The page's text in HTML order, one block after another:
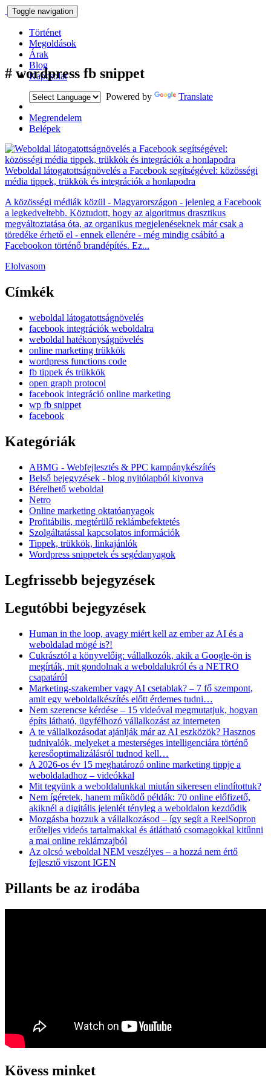
Toggle navigation
Történet
Megoldások
Árak
Blog
Kapcsolat
Powered by
Translate
Megrendelem
Belépek
# wordpress fb snippet
Weboldal látogatottságnövelés a Facebook segítségével: közösségi
média tippek, trükkök és integrációk a honlapodra
A közösségi médiák közül - Magyarországon - jelenleg a Facebook
a legkedveltebb. Köztudott, hogy az algoritmus drasztikus
megváltoztatása óta, az organikus megjelenéseknek már csak a
töredéke érhető el - ennek ellenére - még mindig csábító a
Facebookon történő brandépítés. Ez...
Elolvasom
Címkék
weboldal látogatottságnövelés
facebook integrációk weboldalra
weboldal hatékonyságnövelés
online marketing trükkök
wordpress functions code
fb tippek és trükkök
open graph protocol
facebook integráció online marketing
wp fb snippet
facebook
Kategóriák
ABMG - Webfejlesztés & PPC kampánykészítés
Belső bejegyzések - blog nyitólapból kivonva
Bérelhető weboldal
Netro
Online marketing oktatóanyagok
Profitábilis, megtérülő reklámbefektetés
Szolgáltatással kapcsolatos információk
Tippek, trükkök, linkajánlók
Wordpress snippetek és segédanyagok
Legfrissebb bejegyzések
Legutóbbi bejegyzések
Human in the loop, avagy miért kell az ember az AI és a
weboldalad mögé is?!
Cukrásztól a könyvelőig: vállalkozók, akik a Google-ön is
megírták, mit gondolnak a weboldalukról és a NETRO
csapatáról
Marketing-szakember vagy AI csetablak? – 7 fő szempont,
amit egy weboldalkészítés előtt érdemes tudni…
Nem szerencse kérdése – 15 videóval megmutatjuk, hogyan
építs látható, ügyfélhozó vállalkozást az interneten
A te vállalkozásodat ajánlják már az AI eszközök? Hasznos
tudnivalók, melyeket a mesterséges intelligenciára történő
keresőoptimalizálásról tudnod kell…
A 2026-os év 15 meghatározó online marketing tippje a
weboldaladhoz – videókkal
Mit tegyünk a weboldalunkkal miután sikeresen elindítottuk?
Nem ígéretek, hanem működő példák: 70 online előfizető,
akiknél a digitális jelenlét tényleg a weboldalon kezdődik
Mozgásba hozzuk a vállalkozásod – így segít a ReelSopron
erőteljes videós tartalmakkal és átlátható csomagokkal kitűnni
a mai online reklámzajból
Az olcsó weboldal NEM veszélyes – a hozzá nem értő
fejlesztő viszont IGEN
Pillants be az irodába
Kövess minket